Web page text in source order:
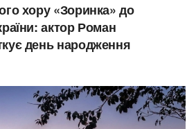
хору «Зоринка» до
актор Роман
день народження